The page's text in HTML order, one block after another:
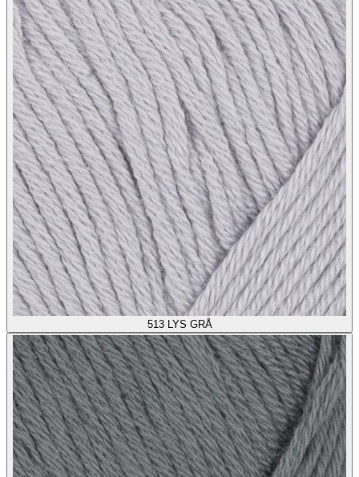
513 LYS GRÅ